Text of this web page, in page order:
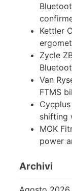
Kettler
Zycle
Van
FTMS
shifting
MOK
power
Archivi